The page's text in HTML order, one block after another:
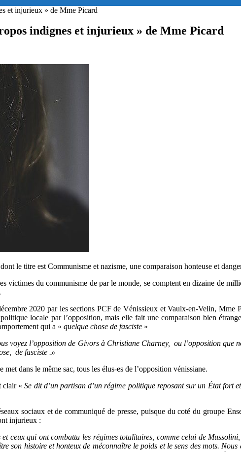
et injurieux » de Mme Picard
indignes et injurieux » de Mme Picard
le titre est Communisme et nazisme, une comparaison honteuse et
victimes du communisme de par le monde, se comptent en dizaine de
2020 par les sections PCF de Vénissieux et Vaulx-en-Velin, Mme
locale par l’opposition, mais elle fait une comparaison bien
qui a « quelque chose de fasciste »
voyez l’opposition de Givors à Christiane Charney, ou l’opposition que
de fasciste .»
dans le même sac, tous les élus-es de l’opposition vénissiane.
clair «Se dit d’un partisan d’un régime politique reposant sur un État fort
sociaux et de communiqué de presse, puisque du coté du groupe
injurieux :
ceux qui ont combattu les régimes totalitaires, comme celui de
son histoire et honteux de méconnaître le poids et le sens des mots.